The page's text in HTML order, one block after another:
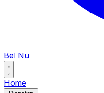
Bel Nu
Home